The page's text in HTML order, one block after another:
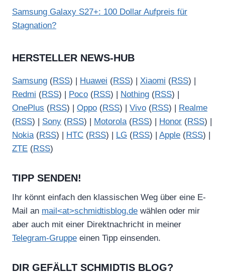
Samsung Galaxy S27+: 100 Dollar Aufpreis für
Stagnation?
HERSTELLER NEWS-HUB
Samsung (RSS) | Huawei (RSS) | Xiaomi (RSS) |
Redmi (RSS) | Poco (RSS) | Nothing (RSS) |
OnePlus (RSS) | Oppo (RSS) | Vivo (RSS) |
Realme
(RSS) | Sony (RSS) | Motorola(RSS) | Honor (RSS) |
Nokia(RSS) | HTC (RSS) | LG (RSS) | Apple (RSS) |
ZTE (RSS)
TIPP SENDEN!
Ihr könnt einfach den klassischen Weg über eine E-
Mail an mail<at>schmidtisblog.de wählen oder mir
aber auch mit einer Direktnachricht in meiner
Telegram-Gruppe einen Tipp einsenden.
DIR GEFÄLLT SCHMIDTIS BLOG?